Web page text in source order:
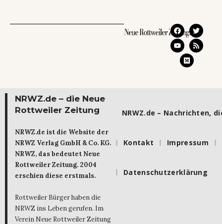
NRWZ.de – die Neue
Rottweiler Zeitung
NRWZ.de ist die Website der
NRWZ Verlag GmbH & Co. KG.
NRWZ, das bedeutet Neue
Rottweiler Zeitung. 2004
erschien diese erstmals.
Rottweiler Bürger haben die
NRWZ ins Leben gerufen. Im
Verein Neue Rottweiler Zeitung
NRWZ.de – Nachrichten,
Kontakt Impressum
Datenschutzerklärung